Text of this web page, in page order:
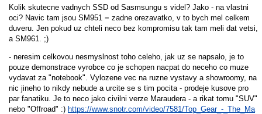
Kolik skutecne vadnych SSD od Sasmsungu s videl? Jako - na vlastni
oci? Navic tam jsou SM951 = zadne orezavatko, v to bych mel celkem
duveru. Jen pokud uz chteli neco bez kompromisu tak tam meli dat vetsi,
a SM961. ;)
- neresim celkovou nesmyslnost toho celeho, jak uz se napsalo, je to
pouze demonstrace vyrobce co je schopen nacpat do neceho co muze
vydavat za "notebook". Vylozene vec na ruzne vystavy a showroomy, na
nic jineho to nikdy nebude a urcite se s tim pocita - prodeje kusove pro
par fanatiku. Je to neco jako civilni verze Maraudera - a rikat tomu "SUV"
nebo "Offroad" :) https://www.snotr.com/video/7581/Top_Gear_-_The_Ma